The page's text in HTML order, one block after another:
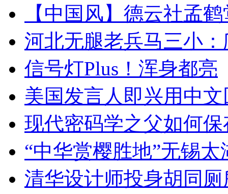
【中国风】德云社孟
河北无腿老兵马三小
信号灯Plus！浑身都亮
美国发言人即兴用中
现代密码学之父如何
“中华赏樱胜地”无锡
清华设计师投身胡同